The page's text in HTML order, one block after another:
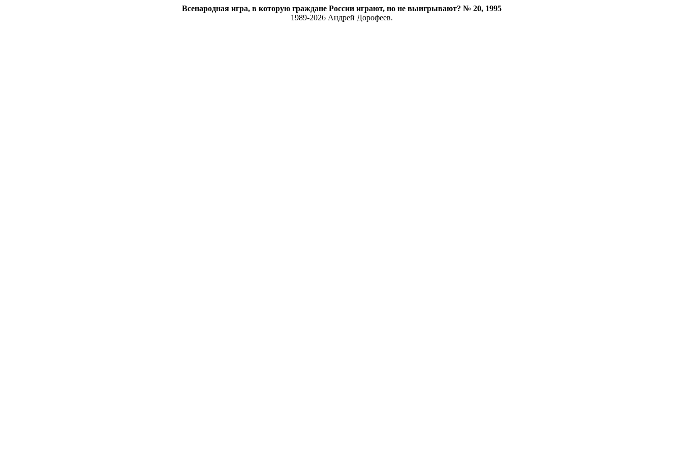
Всенародная игра, в которую граждане России играют, но не выигрывают? № 20, 1995
1989-2026 Андрей Дорофеев.